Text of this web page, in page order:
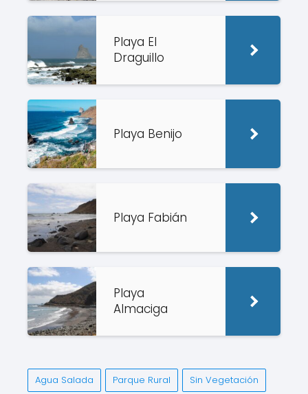
Playa El
Draguillo
Playa Benijo
Playa Fabián
Playa
Almaciga
Agua Salada Parque Rural Sin Vegetación